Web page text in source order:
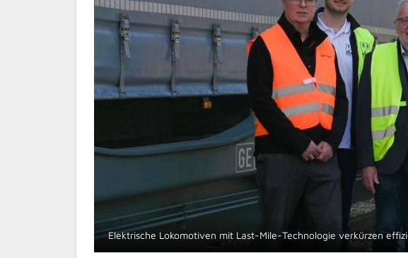
Elektrische Lokomotiven mit Last-Mile-Technologie verkürzen